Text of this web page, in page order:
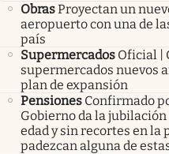
ObrasProyectan un
aeropuerto con una de
país
Supermercados Oficial |
supermercados nuevos
plan de expansión
Pensiones Confirmado
Gobierno da la
edad y sin recortes en la
padezcan alguna de